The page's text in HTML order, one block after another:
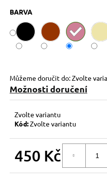
BARVA
Můžeme doručit do:Zvolte
Možnosti doručení
Zvolte variantu
Kód:Zvolte variantu
450 Kč
e
m
e